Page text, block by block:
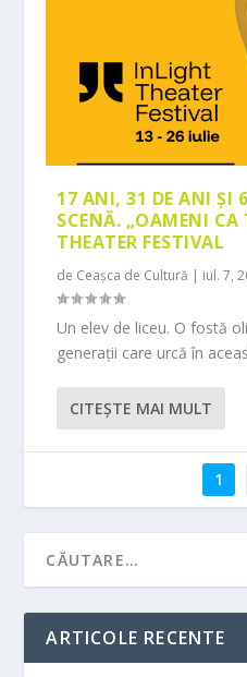
17 ANI, 31 DE ANI ȘI
SCENĂ. „OAMENI
THEATER FESTIVAL
de Ceașca de Cultură | iul. 7,
Un elev de liceu. O fostă
generații care urcă în
CITEŞTE MAI MULT
1
ARTICOLE RECENTE